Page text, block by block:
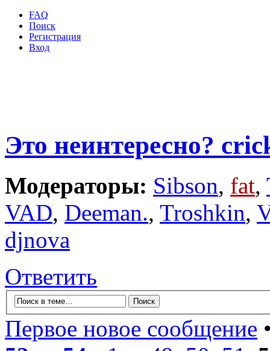
FAQ
Поиск
Регистрация
Вход
Это неинтересно?
Модераторы: Sibson, fat,
VAD, Deeman., Troshkin,
djnova
Ответить
Первое новое сообщение